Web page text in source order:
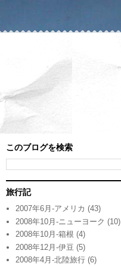
このブログを検索
旅行記
2007年6月-アメリカ (43)
2008年10月-ニューヨーク (10)
2008年10月-箱根 (4)
2008年12月-伊豆 (5)
2008年4月-北陸旅行 (6)